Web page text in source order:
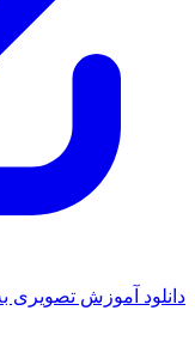
دانلود آموزش تصویری